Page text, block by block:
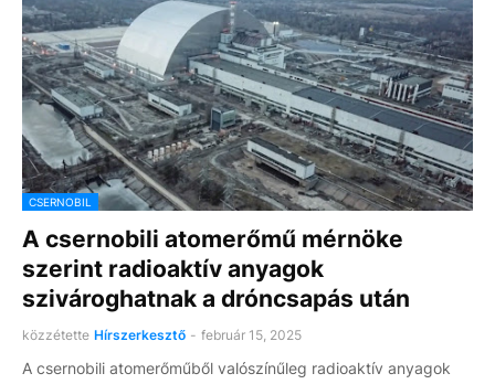
CSERNOBIL
A csernobili atomerőmű mérnöke
szerint radioaktív anyagok
szivároghatnak a dróncsapás után
közzétette Hírszerkesztő - február 15, 2025
A csernobili atomerőműből valószínűleg radioaktív anyagok